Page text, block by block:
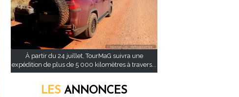
À partir du 24 juillet, TourMaG suivra une
expédition de plus de 5 000 kilomètres à travers...
LES ANNONCES